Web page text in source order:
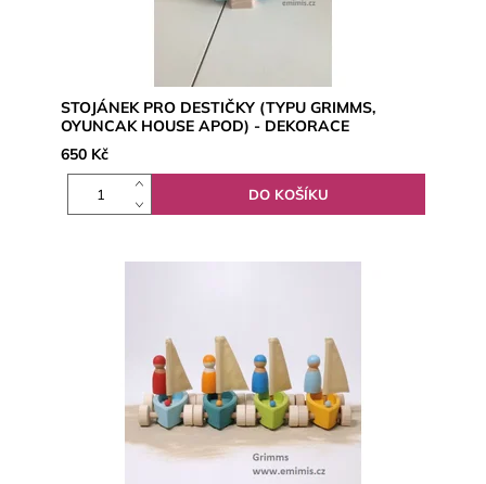
STOJÁNEK PRO DESTIČKY (TYPU GRIMMS,
OYUNCAK HOUSE APOD) - DEKORACE
650 Kč